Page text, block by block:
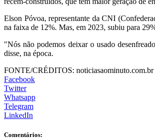
Elson Póvoa, representante da CNI
na faixa de 12%. Mas, em 2023, subiu para
"Nós não podemos deixar o usado
disse, na época.
FONTE/CRÉDITOS: noticiasaominuto.com.br
Facebook
Twitter
Whatsapp
Telegram
LinkedIn
Comentários: